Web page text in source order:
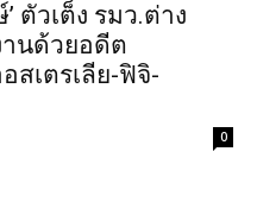
ตัวเต็ง รมว.ต่าง
านด้วยอดีต
สเตรเลีย-ฟิจิ-
0